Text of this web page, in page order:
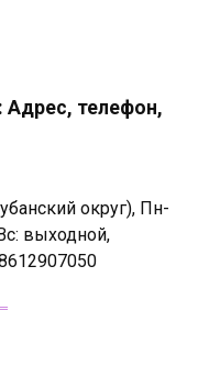
Адрес, телефон,
округ), Пн-
выходной,